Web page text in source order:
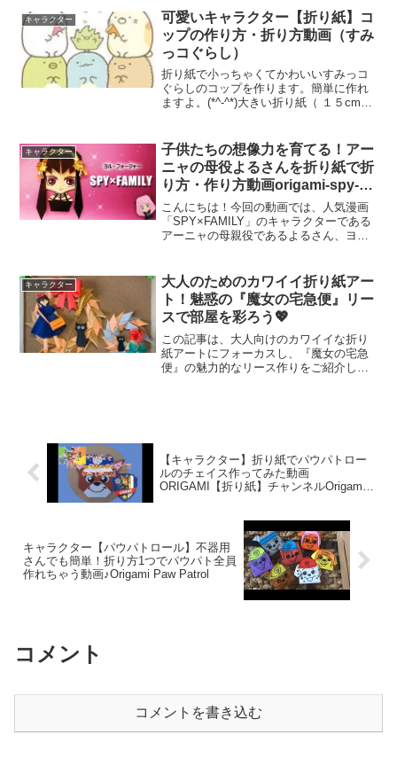
キャラクター
可愛いキャラクター【折り紙】コ
ップの作り方・折り方動画（すみ
っコぐらし）
折り紙で小っちゃくてかわいいすみっコ
ぐらしのコップを作ります。簡単に作れ
ますよ。(*^-^*)大きい折り紙（ １５cm×
キャラクター
子供たちの想像力を育てる！アー
ニャの母役よるさんを折り紙で折
り方・作り方動画origami-spy-
family
こんにちは！今回の動画では、人気漫画
「SPY×FAMILY」のキャラクターである
アーニャの母親役であるよるさん、ヨ
子供たちにとって楽しくて役に立つもの
になるでしょう。た...
キャラクター
大人のためのカワイイ折り紙アー
ト！魅惑の『魔女の宅急便』リー
スで部屋を彩ろう💖
この記事は、大人向けのカワイイな折り
紙アートにフォーカスし、『魔女の宅急
便』の魅力的なリース作りをご紹介しま
【キャラクター】折り紙でパウパトロー
ルのチェイス作ってみた動画
ORIGAMI【折り紙】チャンネルOrigami
キャラクター【パウパトロール】不器用
さんでも簡単！折り方1つでパウパト全員
作れちゃう動画♪Origami Paw Patrol
コメント
コメントを書き込む